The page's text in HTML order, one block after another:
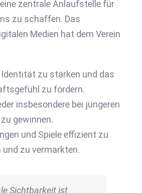
zentrale Anlaufstelle für
zu schaffen. Das
Medien hat dem Verein
Identität zu stärken und das
zu fördern.
insbesondere bei jüngeren
gewinnen.
und Spiele effizient zu
und zu vermarkten.
Sichtbarkeit ist